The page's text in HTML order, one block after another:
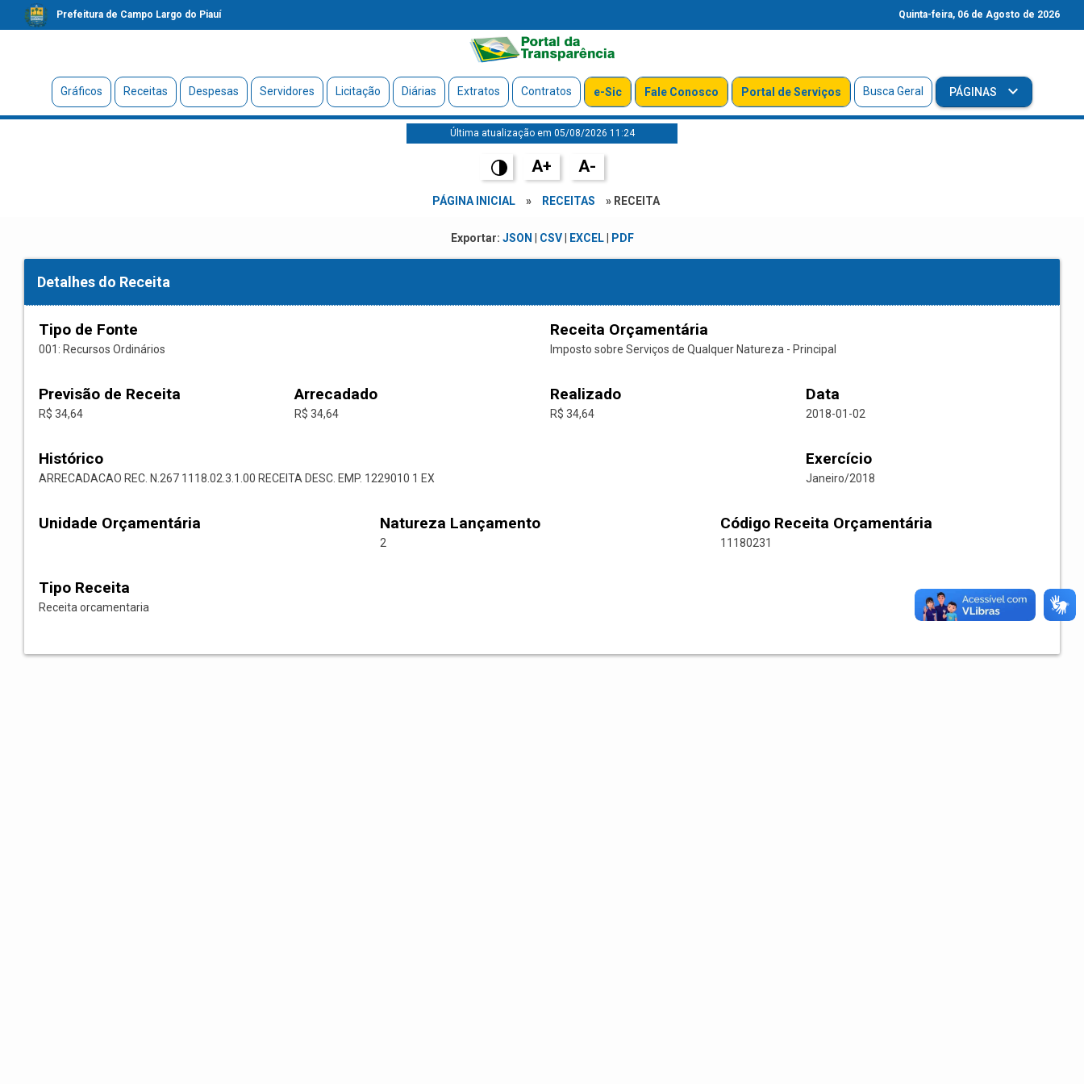
Prefeitura de Campo Largo do Piauí Quinta-feira, 06 de Agosto de 2026
Gráficos Receitas Despesas Servidores Licitação Diárias Extratos Contratos e-Sic Fale Conosco Portal de Serviços Busca Geral PÁGINAS
Última atualização em 05/08/2026 11:24
A+ A-
PÁGINA INICIAL » RECEITAS » RECEITA
Exportar: JSON CSV| EXCEL| PDF
Detalhes do Receita
Tipo de Fonte
001: Recursos Ordinários
Receita Orçamentária
Imposto sobre Serviços de Qualquer Natureza - Principal
Previsão de Receita
R$ 34,64
Arrecadado
R$ 34,64
Realizado
R$ 34,64
Data
2018-01-02
Histórico
ARRECADACAO REC. N.267 1118.02.3.1.00 RECEITA DESC. EMP. 1229010 1 EX
Exercício
Janeiro/2018
Unidade Orçamentária Natureza Lançamento
2
Código Receita Orçamentária
11180231
Tipo Receita
Receita orcamentaria